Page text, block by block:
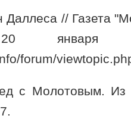
// Газета
января
forum/
с Молотовым.